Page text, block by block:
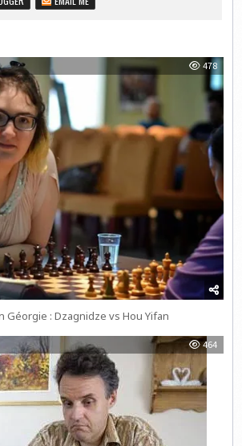
478
Géorgie : Dzagnidze vs Hou Yifan
464